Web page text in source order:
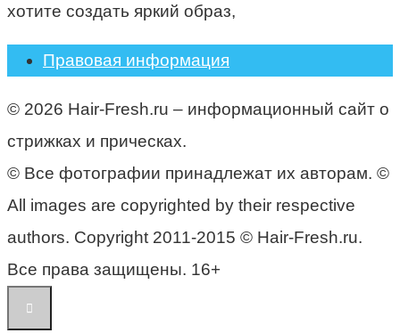
хотите создать яркий образ,
Правовая информация
© 2026 Hair-Fresh.ru – информационный сайт о
стрижках и прическах.
© Все фотографии принадлежат их авторам. ©
All images are copyrighted by their respective
authors. Copyright 2011-2015 © Hair-Fresh.ru.
Все права защищены. 16+